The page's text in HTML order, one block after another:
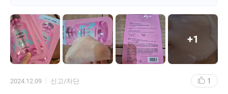
- 제품력 : 전체적으로 유수분 발란스 맞춰주는 팩으로 좋다고 생각
이 들었습니다. 개인적으러는 나이트 케어로 사용하려고 합니다.
+1
2024.12.09 신고/차단 1